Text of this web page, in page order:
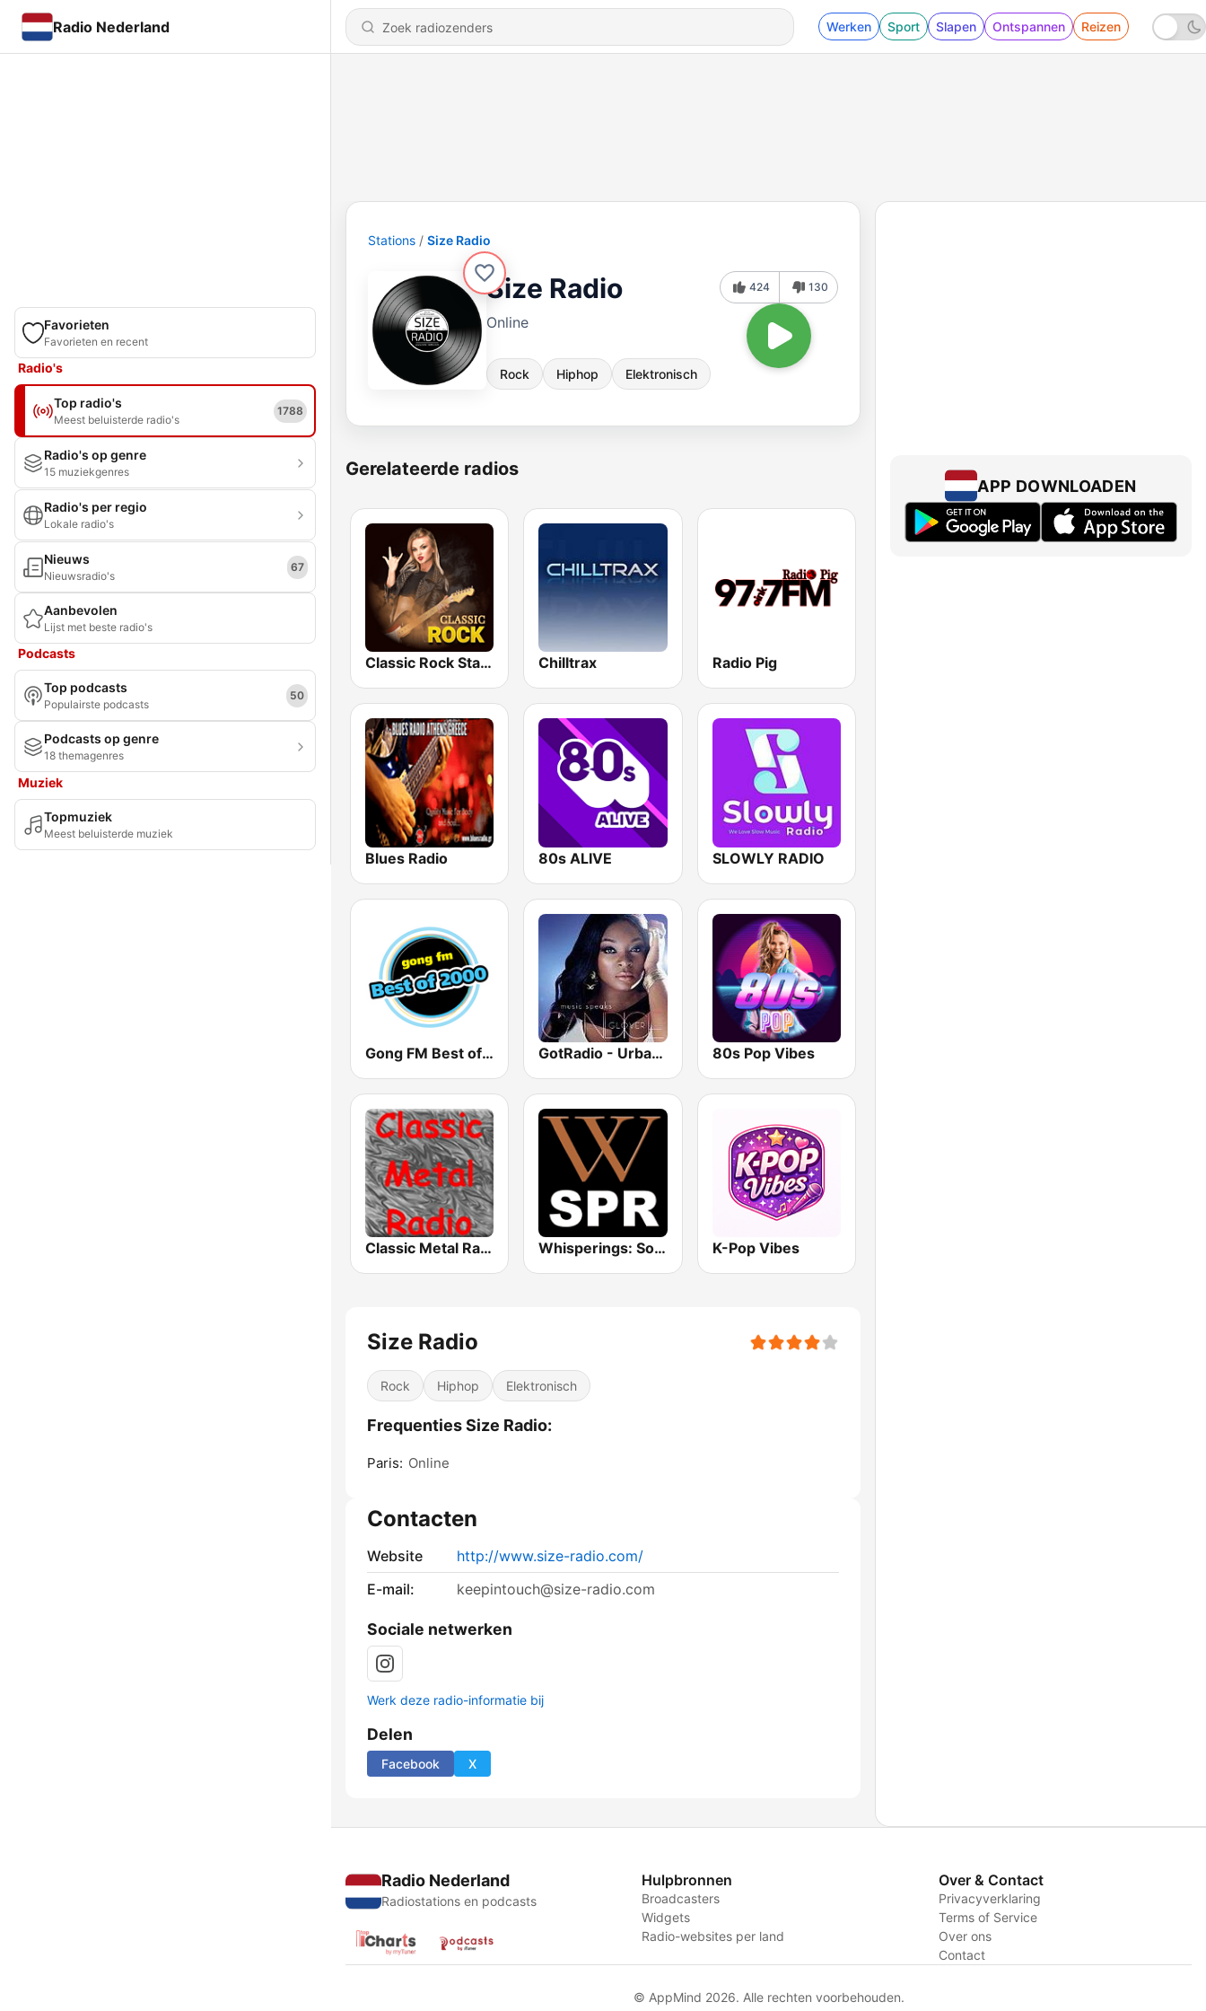
Radio Nederland Werken Sport Slapen Ontspannen Reizen
Favorieten
Favorieten en recent
Radio's
Top radio's
Meest beluisterde radio's
1788
Radio's op genre
15 muziekgenres
Radio's per regio
Lokale radio's
Nieuws
Nieuwsradio's
67
Aanbevolen
Lijst met beste radio's
Podcasts
Top podcasts
Populairste podcasts
50
Podcasts op genre
18 themagenres
Muziek
Topmuziek
Meest beluisterde muziek
Stations Size Radio
Size Radio
Online
Rock Hiphop Elektronisch
424 130
Gerelateerde radios
Classic Rock Station Chilltrax Radio Pig
Blues Radio 80s ALIVE SLOWLY RADIO
Gong FM Best of 2000 GotRadio - Urban Lounge 80s Pop Vibes
Classic Metal Radio Whisperings: Solo Piano Radio K-Pop Vibes
Size Radio
Rock Hiphop Elektronisch
Frequenties Size Radio:
Paris: Online
Contacten
Website
http://www.size-radio.com/
E-mail:
keepintouch@size-radio.com
Sociale netwerken
Werk deze radio-informatie bij
Delen
Facebook X
APP DOWNLOADEN
Radio Nederland
Radiostations en podcasts
Hulpbronnen
Broadcasters
Widgets
Radio-websites per land
Over & Contact
Privacyverklaring
Terms of Service
Over ons
Contact
© AppMind 2026. Alle rechten voorbehouden.